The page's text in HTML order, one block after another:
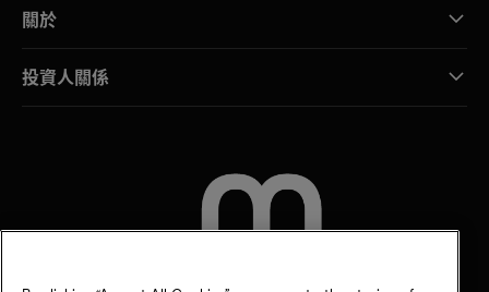
關於
投資人關係